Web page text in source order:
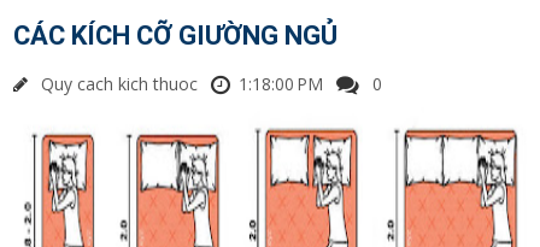
CÁC KÍCH CỠ GIƯỜNG NGỦ
Quy cach kich thuoc 1:18:00 PM 0